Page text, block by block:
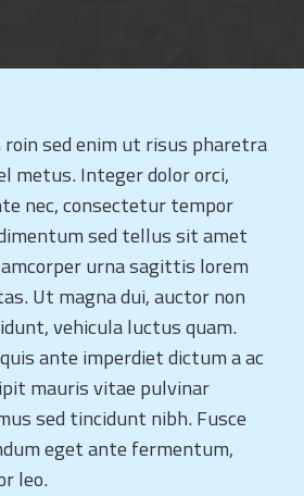
sed enim ut risus pharetra
metus. Integer dolor orci,
nec, consectetur tempor
sed tellus sit amet
urna sagittis lorem
Ut magna dui, auctor non
vehicula luctus quam.
ante imperdiet dictum a ac
mauris vitae pulvinar
sed tincidunt nibh. Fusce
eget ante fermentum,
leo.